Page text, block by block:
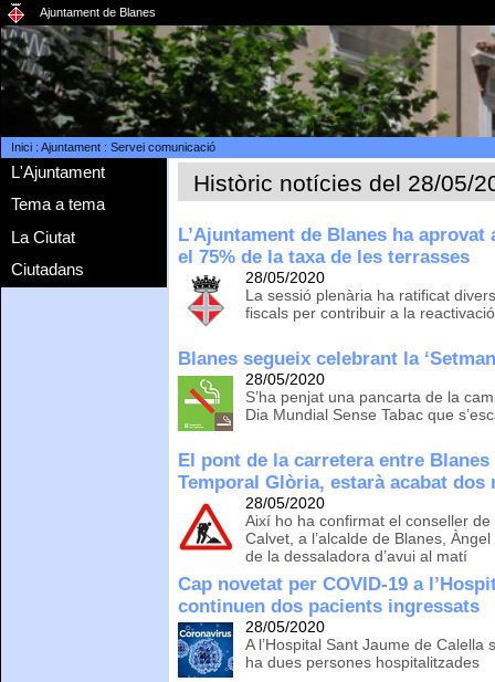
Ajuntament de Blanes
Inici: Ajuntament: Servei comunicació
L'Ajuntament
Tema a tema
La Ciutat
Ciutadans
Històric notícies del 28/05/
L’Ajuntament de Blanes ha
el 75% de la taxa de les terrasses
28/05/2020
La sessió plenària ha ratificat
fiscals per contribuir a la
Blanes segueix celebrant la
28/05/2020
S’ha penjat una pancarta de la
Dia Mundial Sense Tabac que
El pont de la carretera entre
Temporal Glòria, estarà acabat dos
28/05/2020
Així ho ha confirmat el conseller
Calvet, a l’alcalde de Blanes,
de la dessaladora d’avui al matí
Cap novetat per COVID-19 a
continuen dos pacients ingressats
28/05/2020
A l’Hospital Sant Jaume de
ha dues persones hospitalitzades